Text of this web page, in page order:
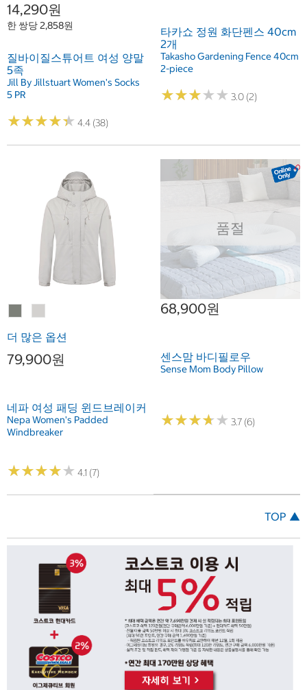
14,290원
한 쌍당 2,858원
질바이질스튜어트 여성 양말
5족
Jill By Jillstuart Women's Socks
5 PR
★★★★★
★★★★★ 4.4 (38)
타카쇼 정원 화단펜스 40cm
2개
Takasho Gardening Fence 40cm
2-piece
★★★★★
★★★★★ 3.0 (2)
더 많은 옵션
79,900원
네파 여성 패딩 윈드브레이커
Nepa Women's Padded
Windbreaker
★★★★★
★★★★★ 4.1 (7)
품절
68,900원
센스맘 바디필로우
Sense Mom Body Pillow
★★★★★
★★★★★ 3.7 (6)
TOP ▲